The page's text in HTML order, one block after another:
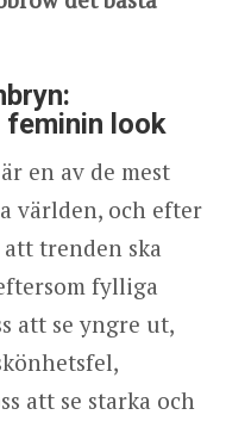
feminin look
en av de mest
världen, och efter
trenden ska
fylliga
att se yngre ut,
att se starka och